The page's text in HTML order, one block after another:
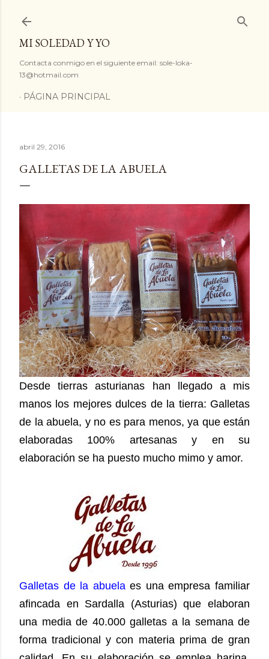
MI SOLEDAD Y YO
Contacta conmigo en el siguiente email: sole-loka-
13@hotmail.com
PÁGINA PRINCIPAL
abril 29, 2016
GALLETAS DE LA ABUELA
Desde tierras asturianas han llegado a mis
manos los mejores dulces de la tierra: Galletas
de la abuela, y no es para menos, ya que están
elaboradas 100% artesanas y en su
elaboración se ha puesto mucho mimo y amor.
Galletas de la abuelaes una empresa familiar
afincada en Sardalla (Asturias) que elaboran
una media de 40.000 galletas a la semana de
forma tradicional y con materia prima de gran